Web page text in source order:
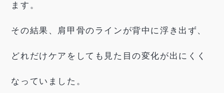
ます。
その結果、肩甲骨のラインが背中に浮き出ず、
どれだけケアをしても見た目の変化が出にくく
なっていました。